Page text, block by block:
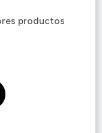
productos